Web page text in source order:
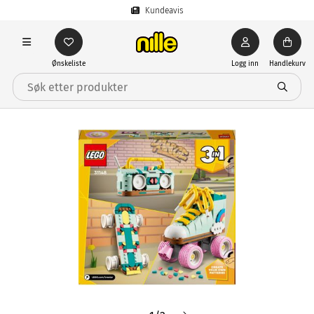
Kundeavis
Ønskeliste Logg inn Handlekurv